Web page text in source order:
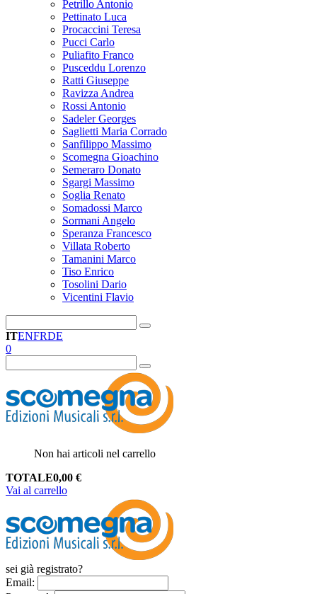
Petrillo Antonio
Pettinato Luca
Procaccini Teresa
Pucci Carlo
Puliafito Franco
Pusceddu Lorenzo
Ratti Giuseppe
Ravizza Andrea
Rossi Antonio
Sadeler Georges
Saglietti Maria Corrado
Sanfilippo Massimo
Scomegna Gioachino
Semeraro Donato
Sgargi Massimo
Soglia Renato
Somadossi Marco
Sormani Angelo
Speranza Francesco
Villata Roberto
Tamanini Marco
Tiso Enrico
Tosolini Dario
Vicentini Flavio
ITENFRDE
0
Non hai articoli nel carrello
TOTALE0,00 €
Vai al carrello
sei già registrato?
Email: